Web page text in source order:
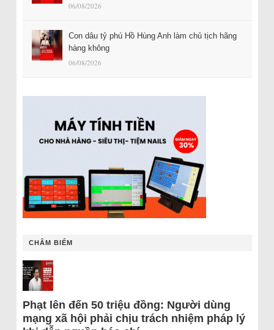
06/08/2026
Con dâu tỷ phú Hồ Hùng Anh làm chủ tịch hãng
hàng không
06/08/2026
CHÂM BIẾM
Phạt lên đến 50 triệu đồng: Người dùng
mạng xã hội phải chịu trách nhiệm pháp lý